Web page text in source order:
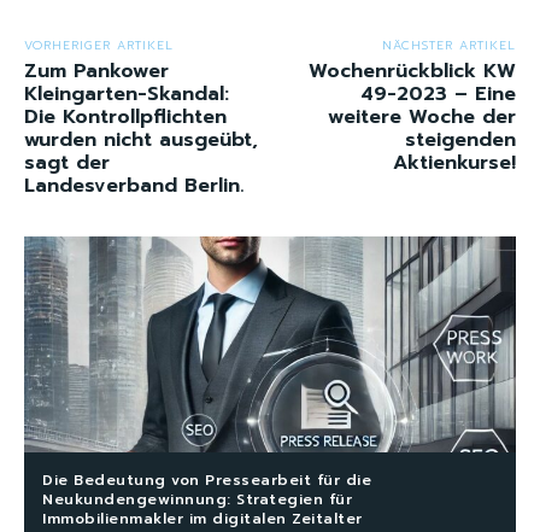
VORHERIGER ARTIKEL
Zum Pankower
Kleingarten-Skandal:
Die Kontrollpflichten
wurden nicht ausgeübt,
sagt der
Landesverband Berlin.
NÄCHSTER ARTIKEL
Wochenrückblick KW
49-2023 – Eine
weitere Woche der
steigenden
Aktienkurse!
Die Bedeutung von Pressearbeit für die
Neukundengewinnung: Strategien für
Immobilienmakler im digitalen Zeitalter